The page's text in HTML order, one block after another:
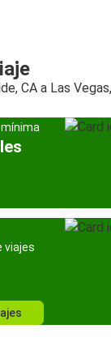
CA a Las
viajes